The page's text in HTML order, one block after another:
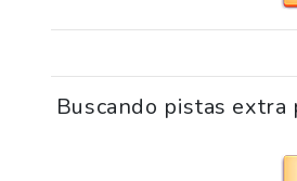
Buscando pistas extra